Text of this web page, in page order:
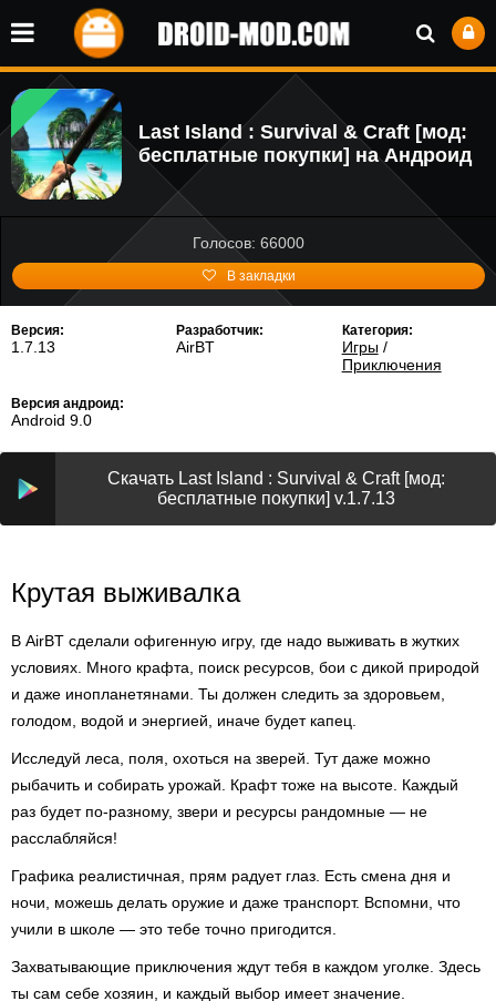
Last Island : Survival & Craft [мод:
бесплатные покупки] на Андроид
Голосов: 66000
В закладки
Версия:
1.7.13
Разработчик:
AirBT
Категория:
Игры/
Приключения
Версия андроид:
Android 9.0
Скачать Last Island : Survival & Craft [мод:
бесплатные покупки] v.1.7.13
Крутая выживалка
В AirBT сделали офигенную игру, где надо выживать в жутких
условиях. Много крафта, поиск ресурсов, бои с дикой природой
и даже инопланетянами. Ты должен следить за здоровьем,
голодом, водой и энергией, иначе будет капец.
Исследуй леса, поля, охоться на зверей. Тут даже можно
рыбачить и собирать урожай. Крафт тоже на высоте. Каждый
раз будет по-разному, звери и ресурсы рандомные — не
расслабляйся!
Графика реалистичная, прям радует глаз. Есть смена дня и
ночи, можешь делать оружие и даже транспорт. Вспомни, что
учили в школе — это тебе точно пригодится.
Захватывающие приключения ждут тебя в каждом уголке. Здесь
ты сам себе хозяин, и каждый выбор имеет значение.